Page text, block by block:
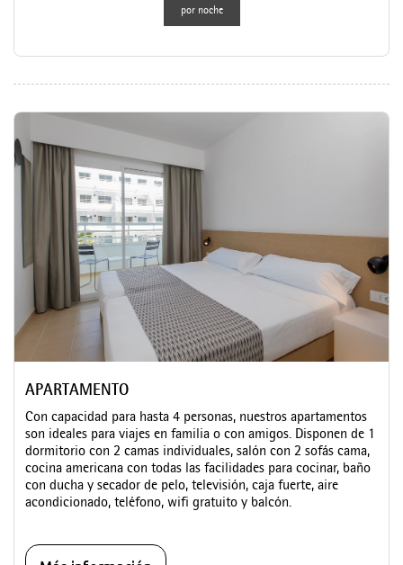
por noche
APARTAMENTO
Con capacidad para hasta 4 personas, nuestros apartamentos
son ideales para viajes en familia o con amigos. Disponen de 1
dormitorio con 2 camas individuales, salón con 2 sofás cama,
cocina americana con todas las facilidades para cocinar, baño
con ducha y secador de pelo, televisión, caja fuerte, aire
acondicionado, teléfono, wifi gratuito y balcón.